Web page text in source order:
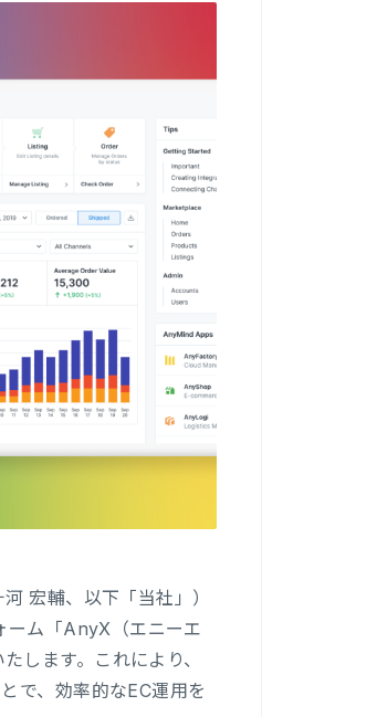
宏輔、以下「当社」）
ーム「AnyX（エニーエ
します。これにより、
で、効率的なEC運用を